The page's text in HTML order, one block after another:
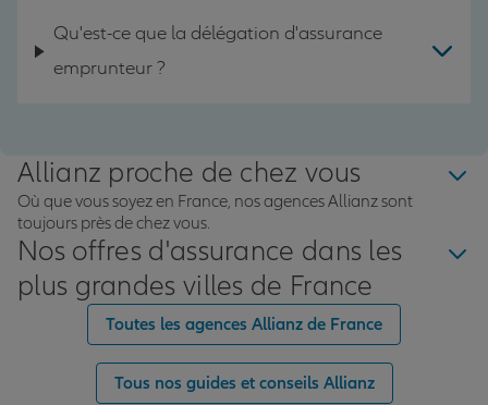
Qu'est-ce que la délégation d'assurance
emprunteur ?
Allianz proche de chez vous
Où que vous soyez en France, nos agences Allianz sont
toujours près de chez vous.
Nos offres d'assurance dans les
plus grandes villes de France
Toutes les agences Allianz de France
Tous nos guides et conseils Allianz